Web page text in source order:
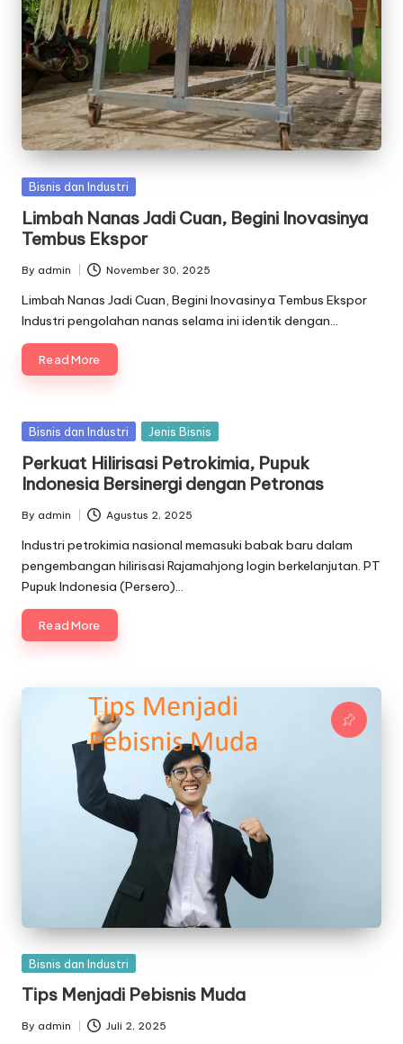
Posted
Bisnis dan Industri
Limbah Nanas Jadi Cuan, Begini Inovasinya
Tembus Ekspor
Posted
by
By admin November 30, 2025
Limbah Nanas Jadi Cuan, Begini Inovasinya Tembus Ekspor
Industri pengolahan nanas selama ini identik dengan…
Read More
Posted
Bisnis dan Industri Jenis Bisnis
Perkuat Hilirisasi Petrokimia, Pupuk
Indonesia Bersinergi dengan Petronas
Posted
by
By admin Agustus 2, 2025
Industri petrokimia nasional memasuki babak baru dalam
pengembangan hilirisasi Rajamahjong login berkelanjutan. PT
Pupuk Indonesia (Persero)…
Read More
Posted
Bisnis dan Industri
Tips Menjadi Pebisnis Muda
Posted
By admin Juli 2, 2025